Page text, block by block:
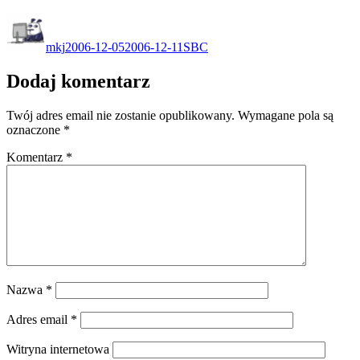
mkj2006-12-052006-12-11 SBC
Dodaj komentarz
Twój adres email nie zostanie opublikowany. Wymagane pola są
oznaczone *
Komentarz *
Nazwa *
Adres email *
Witryna internetowa